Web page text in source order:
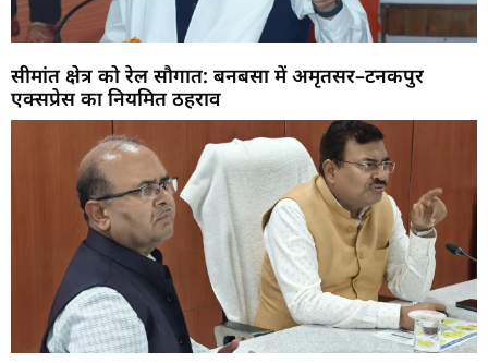
सीमांत क्षेत्र को रेल सौगात: बनबसा में अमृतसर–टनकपुर
एक्सप्रेस का नियमित ठहराव